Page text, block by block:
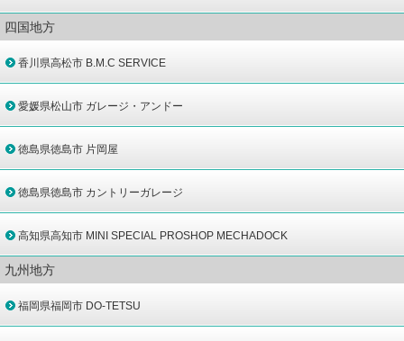
四国地方
香川県高松市 B.M.C SERVICE
愛媛県松山市 ガレージ・アンドー
徳島県徳島市 片岡屋
徳島県徳島市 カントリーガレージ
高知県高知市 MINI SPECIAL PROSHOP MECHADOCK
九州地方
福岡県福岡市 DO-TETSU